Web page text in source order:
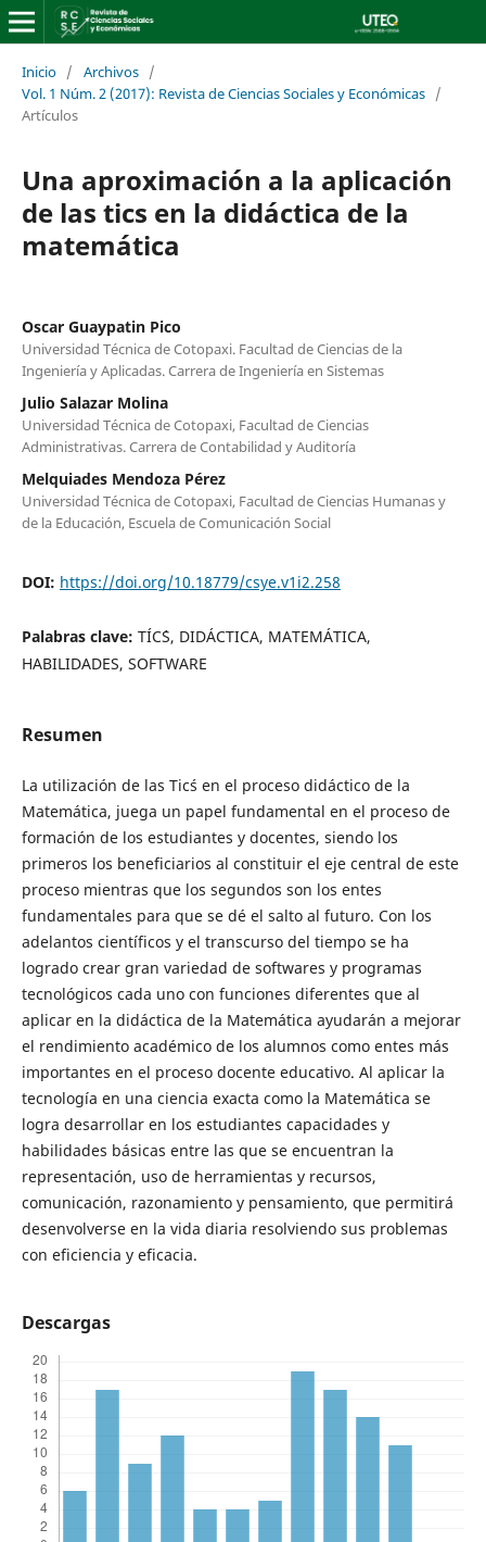
Inicio / Archivos /
Vol. 1 Núm. 2 (2017): Revista de Ciencias Sociales y Económicas /
Artículos
Una aproximación a la aplicación
de las tics en la didáctica de la
matemática
Oscar Guaypatin Pico
Universidad Técnica de Cotopaxi. Facultad de Ciencias de la
Ingeniería y Aplicadas. Carrera de Ingeniería en Sistemas
Julio Salazar Molina
Universidad Técnica de Cotopaxi, Facultad de Ciencias
Administrativas. Carrera de Contabilidad y Auditoría
Melquiades Mendoza Pérez
Universidad Técnica de Cotopaxi, Facultad de Ciencias Humanas y
de la Educación, Escuela de Comunicación Social
DOI: https://doi.org/10.18779/csye.v1i2.258
Palabras clave: TÍC´S, DIDÁCTICA, MATEMÁTICA,
HABILIDADES, SOFTWARE
Resumen
La utilización de las Tic´s en el proceso didáctico de la
Matemática, juega un papel fundamental en el proceso de
formación de los estudiantes y docentes, siendo los
primeros los beneficiarios al constituir el eje central de este
proceso mientras que los segundos son los entes
fundamentales para que se dé el salto al futuro. Con los
adelantos científicos y el transcurso del tiempo se ha
logrado crear gran variedad de softwares y programas
tecnológicos cada uno con funciones diferentes que al
aplicar en la didáctica de la Matemática ayudarán a mejorar
el rendimiento académico de los alumnos como entes más
importantes en el proceso docente educativo. Al aplicar la
tecnología en una ciencia exacta como la Matemática se
logra desarrollar en los estudiantes capacidades y
habilidades básicas entre las que se encuentran la
representación, uso de herramientas y recursos,
comunicación, razonamiento y pensamiento, que permitirá
desenvolverse en la vida diaria resolviendo sus problemas
con eficiencia y eficacia.
Descargas